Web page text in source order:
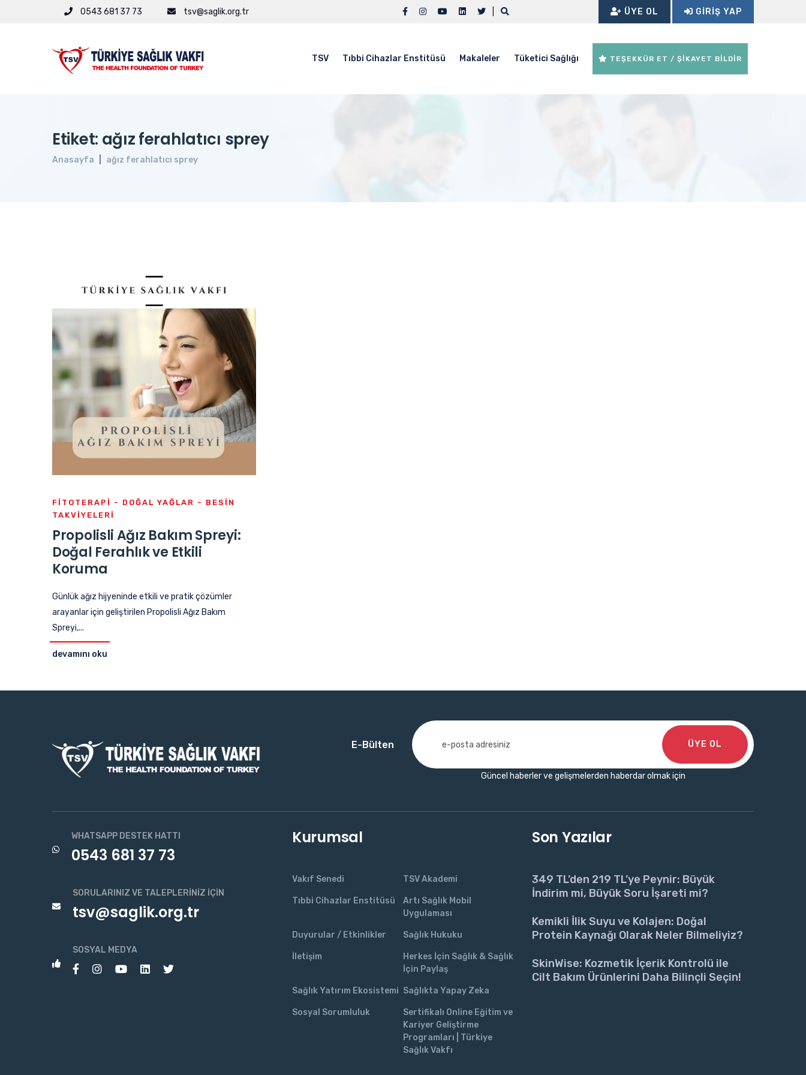
0543 681 37 73 tsv@saglik.org.tr ÜYE OL GIRIŞ YAP
TSV Tıbbi Cihazlar Enstitüsü Makaleler Tüketici Sağlığı TEŞEKKÜR ET / ŞİKAYET BİLDİR
Etiket: ağız ferahlatıcı sprey
Anasayfa ağız ferahlatıcı sprey
FITOTERAPI - DOĞAL YAĞLAR - BESIN
TAKVIYELERI
Propolisli Ağız Bakım Spreyi:
Doğal Ferahlık ve Etkili
Koruma
Günlük ağız hijyeninde etkili ve pratik çözümler
arayanlar için geliştirilen Propolisli Ağız Bakım
Spreyi,...
devamını oku
E-Bülten
Güncel haberler ve gelişmelerden haberdar olmak için
ÜYE OL
WHATSAPP DESTEK HATTI
0543 681 37 73
SORULARINIZ VE TALEPLERINIZ İÇIN
tsv@saglik.org.tr
SOSYAL MEDYA
Kurumsal
Vakıf Senedi TSV Akademi
Tıbbi Cihazlar Enstitüsü
Artı Sağlık Mobil
Uygulaması
Duyurular / Etkinlikler Sağlık Hukuku
İletişim
Herkes İçin Sağlık & Sağlık
İçin Paylaş
Sağlık Yatırım Ekosistemi Sağlıkta Yapay Zeka
Sosyal Sorumluluk
Sertifikalı Online Eğitim ve
Kariyer Geliştirme
Programları | Türkiye
Sağlık Vakfı
Son Yazılar
349 TL’den 219 TL’ye Peynir: Büyük
İndirim mi, Büyük Soru İşareti mi?
Kemikli İlik Suyu ve Kolajen: Doğal
Protein Kaynağı Olarak Neler Bilmeliyiz?
SkinWise: Kozmetik İçerik Kontrolü ile
Cilt Bakım Ürünlerini Daha Bilinçli Seçin!